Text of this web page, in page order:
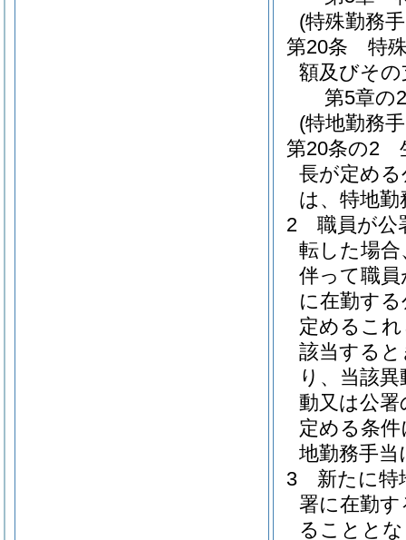
(特殊勤務
第20条
特
額及びそ
第5章の2
(特地勤務
第20条の2
長が定める
は、特地
2
職員が公
転した場
伴って職
に在勤す
定めるこ
該当する
り、当該
動又は公
定める条
地勤務手
3
新たに特
署に在勤
ることと